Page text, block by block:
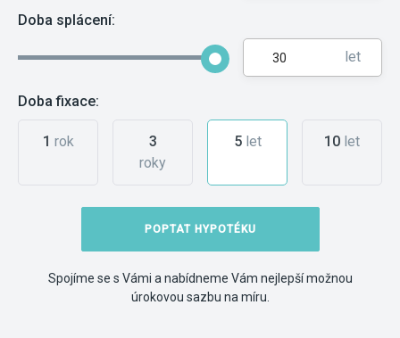
Doba splácení:
let
Doba fixace:
1 rok
3
roky
5let 10 let
POPTAT HYPOTÉKU
Spojíme se s Vámi a nabídneme Vám nejlepší možnou
úrokovou sazbu na míru.